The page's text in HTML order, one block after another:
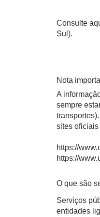
Consulte
Sul).
Nota
A
sempre
sites oficiais
https://
https://
O que são
Serviços
entidades